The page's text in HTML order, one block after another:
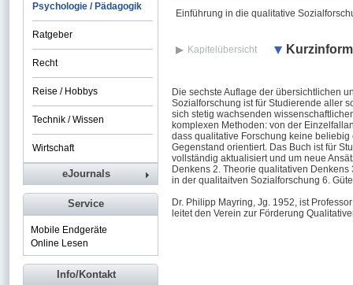
Einführung in die qualitative
Kapitelübersicht
Die sechste Auflage der übersichtlichen
Sozialforschung ist für Studierende aller
sich stetig wachsenden
komplexen Methoden: von der
dass qualitative Forschung keine
Gegenstand orientiert. Das Buch ist für
vollständig aktualisiert und um neue
Denkens 2. Theorie qualitativen
in der qualitaitven Sozialforschung 6.
Dr. Philipp Mayring, Jg. 1952, ist
leitet den Verein zur Förderung
Psychologie / Pädagogik
Ratgeber
Recht
Reise / Hobbys
Technik / Wissen
Wirtschaft
eJournals
Service
Mobile Endgeräte
Online Lesen
Info/Kontakt